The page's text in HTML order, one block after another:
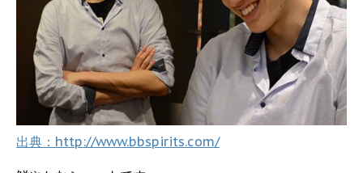
出典：http://www.bbspirits.com/